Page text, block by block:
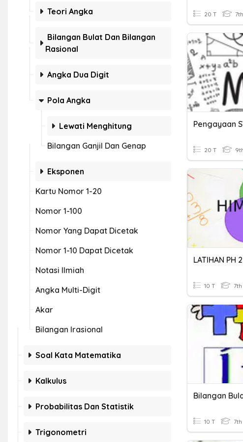
Teori Angka
Bilangan Bulat Dan Bilangan
Rasional
Angka Dua Digit
Pola Angka
Lewati Menghitung
Bilangan Ganjil Dan Genap
Eksponen
Kartu Nomor 1-20
Nomor 1-100
Nomor Yang Dapat Dicetak
Nomor 1-10 Dapat Dicetak
Notasi Ilmiah
Angka Multi-Digit
Akar
Bilangan Irasional
Soal Kata Matematika
Kalkulus
Probabilitas Dan Statistik
Trigonometri
20 T
Pengayaan
20 T
LATIHAN PH
10 T
Bilangan
10 T